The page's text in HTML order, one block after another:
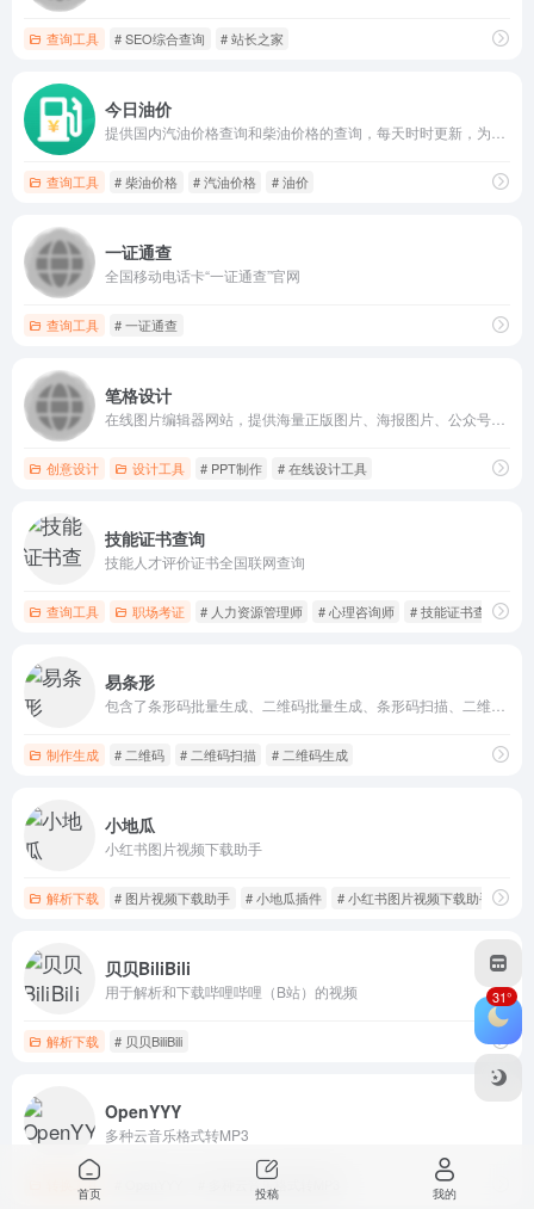
查询工具 # SEO综合查询 # 站长之家
今日油价
查询工具 # 柴油价格 # 汽油价格 # 油价
一证通查
全国移动电话卡“一证通查”官网
查询工具 # 一证通查
笔格设计
创意设计 设计工具 # PPT制作 # 在线设计工具
技能证书查询
技能人才评价证书全国联网查询
查询工具 职场考证 # 人力资源管理师 # 心理咨询师 # 技能证书查询
易条形
制作生成 # 二维码 # 二维码扫描 # 二维码生成
小地瓜
小红书图片视频下载助手
解析下载 # 图片视频下载助手 # 小地瓜插件 # 小红书图片视频下载助手
贝贝BiliBili
用于解析和下载哔哩哔哩（B站）的视频
解析下载 # 贝贝BiliBili
OpenYYY
多种云音乐格式转MP3
转换工具 # 多种云音乐格式转MP3
31°
首页 投稿 我的